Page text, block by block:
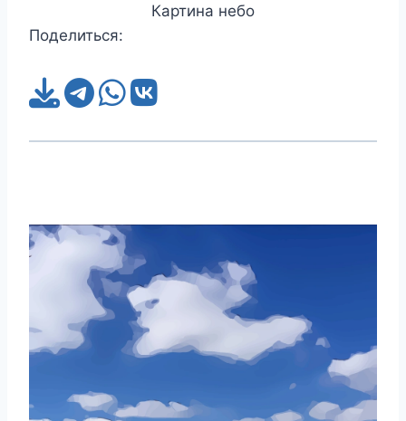
Картина небо
Поделиться: